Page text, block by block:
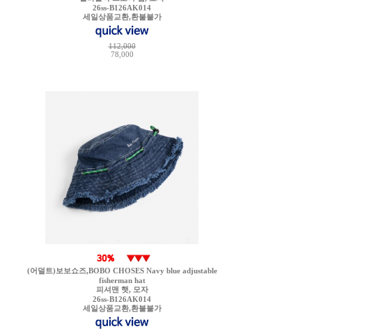
26ss-B126AK014
세일상품교환,환불불가
112,000
78,000
(어덜트)보보쇼즈,BOBO CHOSES Navy blue adjustable
fisherman hat
피셔맨 햇, 모자
26ss-B126AK014
세일상품교환,환불불가